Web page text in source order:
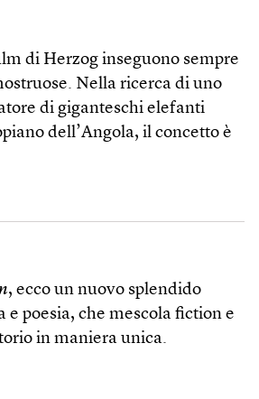
di Herzog inseguono sempre
Nella ricerca di uno
di giganteschi elefanti
dell’Angola, il concetto è
, ecco un nuovo splendido
e poesia, che mescola fiction e
in maniera unica.